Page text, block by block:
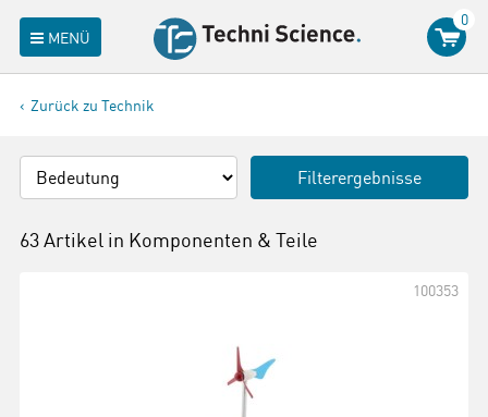
MENÜ
0
Zurück zu Technik
Filterergebnisse
63 Artikel in Komponenten & Teile
100353